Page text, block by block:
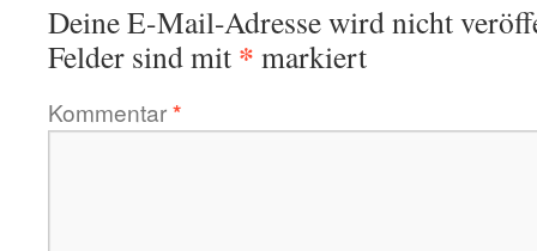
Deine E-Mail-Adresse wird nicht
Felder sind mit * markiert
Kommentar*